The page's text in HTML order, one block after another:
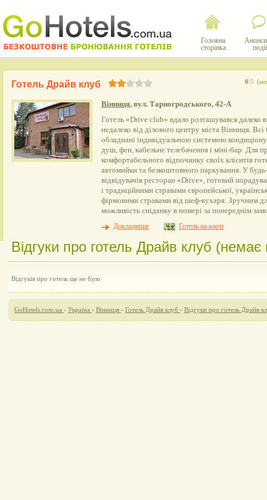
Головна
сторінка
події
0/5
Готель Драйв клуб
Вінниця, вул. Тарногродського, 42-А
Готель «Drive club» вдало розташувався далеко
недалеко від ділового центру міста Вінниця.
обладнані індивідуальною системою
душ, фен, кабельне телебачення і міні-бар. Для
комфортабельного відпочинку своїх клієнтів
автомийки та безкоштовного паркування. У
відвідувачів ресторан «Drive», готовий
і традиційними стравами європейської,
фірмовими стравами від шеф-кухаря. Зручним
можливість сніданку в номері за попереднім
Докладніше
Готель на карті
Відгуки про готель Драйв клуб (немає
Відгуків про готель ще не було
GoHotels.com.ua › Україна › Вінниця › Готель Драйв клуб › Відгуки про готель Драйв